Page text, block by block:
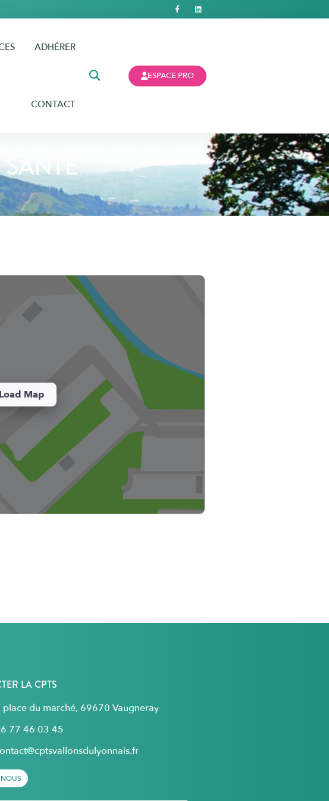
ADHÉRER
CONTACT
ESPACE PRO
Map
LA CPTS
place du marché, 69670 Vaugneray
77 46 03 45
NOUS